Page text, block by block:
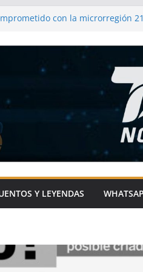
con la microrregión
su compromiso con el
de Metepec-Atlixco se une a la
chile en nogada
impulsa el deporte en
con sentido social
Y LEYENDAS